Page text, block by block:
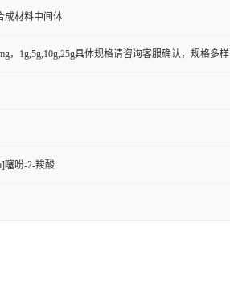
成材料中间体
，1g,5g,10g,25g具体规格请咨询客服确认，规格多样
噻吩-2-羧酸